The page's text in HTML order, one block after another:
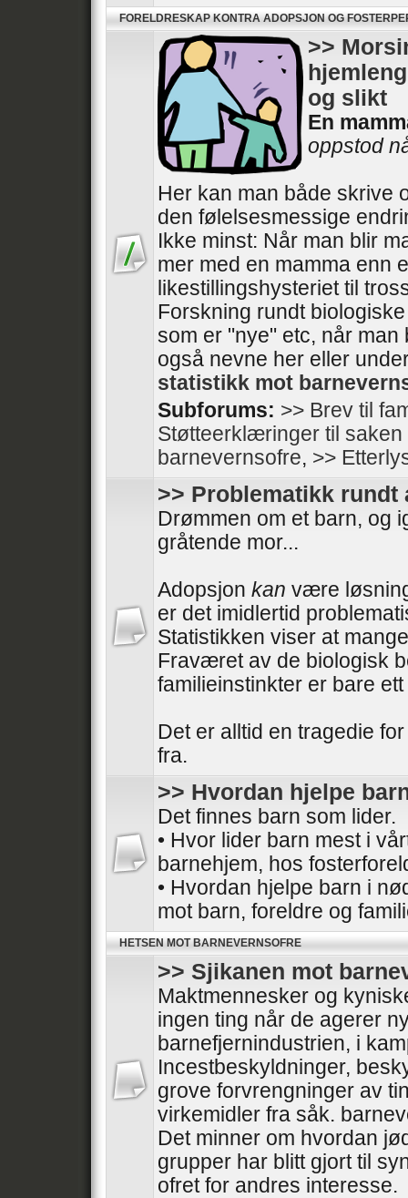
FORELDRESKAP KONTRA ADOPSJON OG
>>
og slikt
En
oppstod
Her kan man både skrive
den følelsesmessige
Ikke minst: Når man blir
mer med en mamma enn
likestillingshysteriet til
Forskning rundt
som er "nye" etc, når man
også nevne her eller
statistikk mot
Subforums: >> Brev til
Støtteerklæringer til saken
barnevernsofre, >>
>> Problematikk rundt
Drømmen om et barn, og
gråtende mor...
Adopsjon kan være
er det imidlertid
Statistikken viser at
Fraværet av de biologisk
familieinstinkter er bare
Det er alltid en tragedie
fra.
>> Hvordan hjelpe
Det finnes barn som lider.
• Hvor lider barn mest i
barnehjem, hos
• Hvordan hjelpe barn i
mot barn, foreldre og
HETSEN MOT BARNEVERNSOFRE
>> Sjikanen mot
Maktmennesker og
ingen ting når de agerer
barnefjernindustrien, i
Incestbeskyldninger,
grove forvrengninger av
virkemidler fra såk.
Det minner om hvordan
grupper har blitt gjort til
ofret for andres interesse.